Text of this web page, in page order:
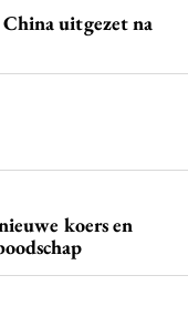
uitgezet na
koers en